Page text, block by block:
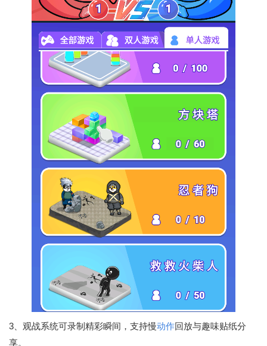
3、观战系统可录制精彩瞬间，支持慢动作回放与趣味贴纸分
享。